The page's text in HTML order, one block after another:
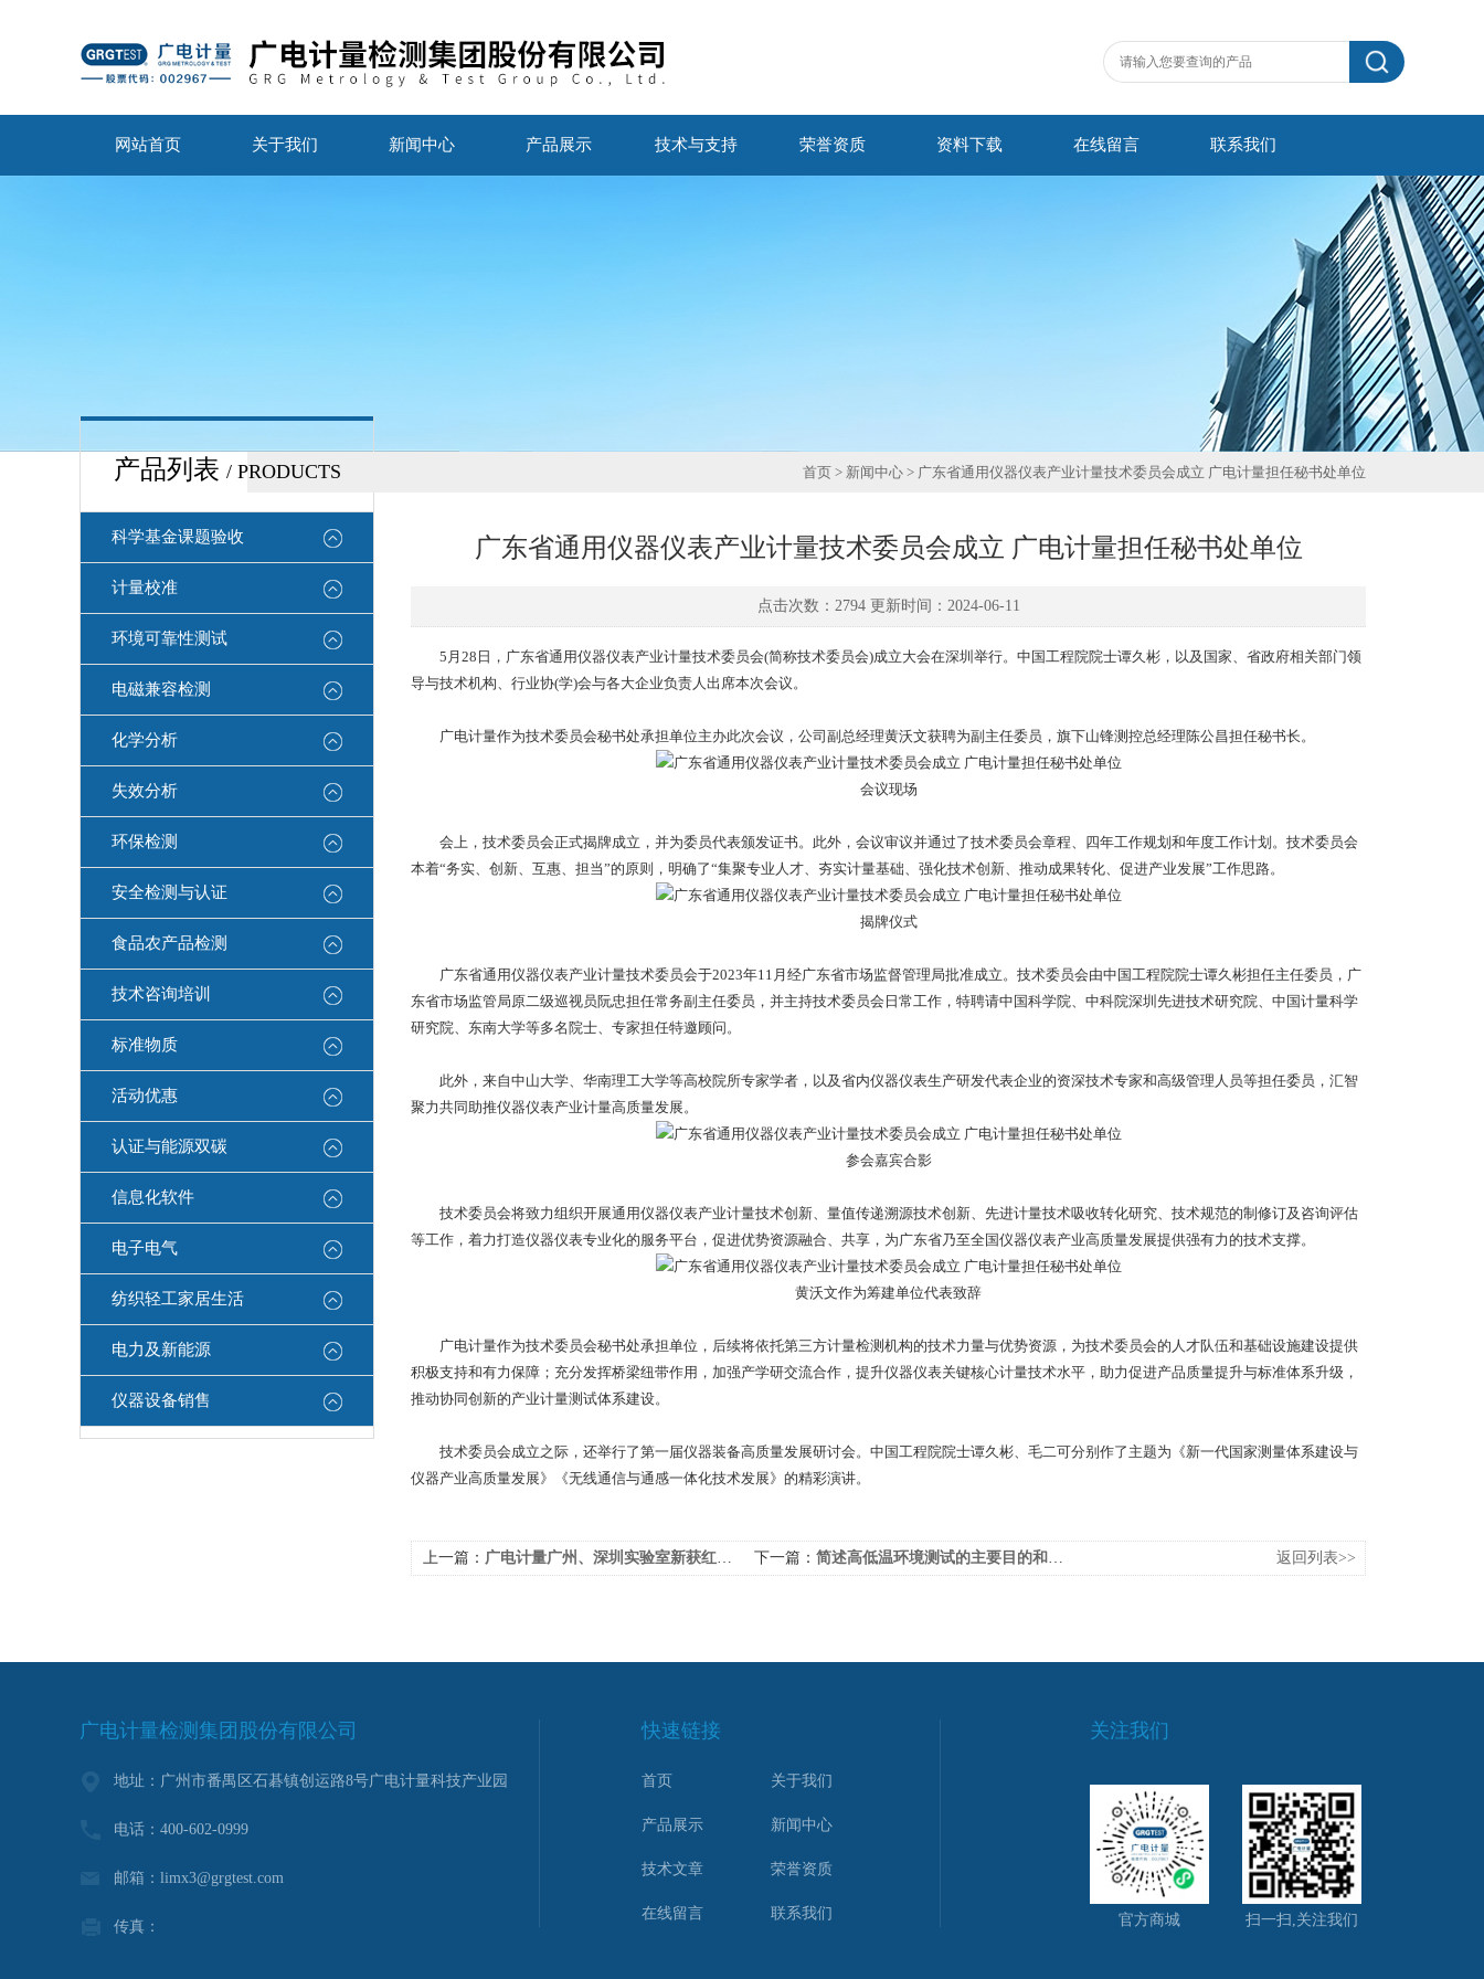
网站首页 关于我们 新闻中心 产品展示 技术与支持 荣誉资质 资料下载 在线留言 联系我们
产品列表 / PRODUCTS
科学基金课题验收
计量校准
环境可靠性测试
电磁兼容检测
化学分析
失效分析
环保检测
安全检测与认证
食品农产品检测
技术咨询培训
标准物质
活动优惠
认证与能源双碳
信息化软件
电子电气
纺织轻工家居生活
电力及新能源
仪器设备销售
首页 > 新闻中心 > 广东省通用仪器仪表产业计量技术委员会成立 广电计量担任秘书处单位
广东省通用仪器仪表产业计量技术委员会成立 广电计量担任秘书处单位
点击次数：2794 更新时间：2024-06-11
5月28日，广东省通用仪器仪表产业计量技术委员会(简称技术委员会)成立大会在深圳举行。中国工程院院士谭久彬，以及国家、省政府相关部门领
导与技术机构、行业协(学)会与各大企业负责人出席本次会议。
广电计量作为技术委员会秘书处承担单位主办此次会议，公司副总经理黄沃文获聘为副主任委员，旗下山锋测控总经理陈公昌担任秘书长。
会议现场
会上，技术委员会正式揭牌成立，并为委员代表颁发证书。此外，会议审议并通过了技术委员会章程、四年工作规划和年度工作计划。技术委员会
本着“务实、创新、互惠、担当”的原则，明确了“集聚专业人才、夯实计量基础、强化技术创新、推动成果转化、促进产业发展”工作思路。
揭牌仪式
广东省通用仪器仪表产业计量技术委员会于2023年11月经广东省市场监督管理局批准成立。技术委员会由中国工程院院士谭久彬担任主任委员，广
东省市场监管局原二级巡视员阮忠担任常务副主任委员，并主持技术委员会日常工作，特聘请中国科学院、中科院深圳先进技术研究院、中国计量科学
研究院、东南大学等多名院士、专家担任特邀顾问。
此外，来自中山大学、华南理工大学等高校院所专家学者，以及省内仪器仪表生产研发代表企业的资深技术专家和高级管理人员等担任委员，汇智
聚力共同助推仪器仪表产业计量高质量发展。
参会嘉宾合影
技术委员会将致力组织开展通用仪器仪表产业计量技术创新、量值传递溯源技术创新、先进计量技术吸收转化研究、技术规范的制修订及咨询评估
等工作，着力打造仪器仪表专业化的服务平台，促进优势资源融合、共享，为广东省乃至全国仪器仪表产业高质量发展提供强有力的技术支撑。
黄沃文作为筹建单位代表致辞
广电计量作为技术委员会秘书处承担单位，后续将依托第三方计量检测机构的技术力量与优势资源，为技术委员会的人才队伍和基础设施建设提供
积极支持和有力保障；充分发挥桥梁纽带作用，加强产学研交流合作，提升仪器仪表关键核心计量技术水平，助力促进产品质量提升与标准体系升级，
推动协同创新的产业计量测试体系建设。
技术委员会成立之际，还举行了第一届仪器装备高质量发展研讨会。中国工程院院士谭久彬、毛二可分别作了主题为《新一代国家测量体系建设与
仪器产业高质量发展》《无线通信与通感一体化技术发展》的精彩演讲。
上一篇： 广电计量广州、深圳实验室新获红旗新能源、奇瑞第三方实验室认可 下一篇： 简述高低温环境测试的主要目的和应用领域 返回列表>>
广电计量检测集团股份有限公司
地址：广州市番禺区石碁镇创运路8号广电计量科技产业园
电话：400-602-0999
邮箱：limx3@grgtest.com
传真：
快速链接
首页 关于我们
产品展示 新闻中心
技术文章 荣誉资质
在线留言 联系我们
关注我们
官方商城 扫一扫,关注我们